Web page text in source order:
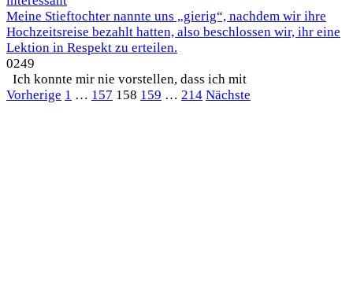
Meine Stieftochter nannte uns „gierig“, nachdem wir ihre
Hochzeitsreise bezahlt hatten, also beschlossen wir, ihr eine
Lektion in Respekt zu erteilen.
0249
Ich konnte mir nie vorstellen, dass ich mit
Seitennummerierung
Vorherige 1 … 157 158 159 … 214 Nächste